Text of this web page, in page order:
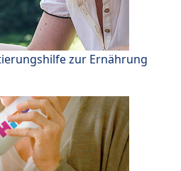
zur Ernährung